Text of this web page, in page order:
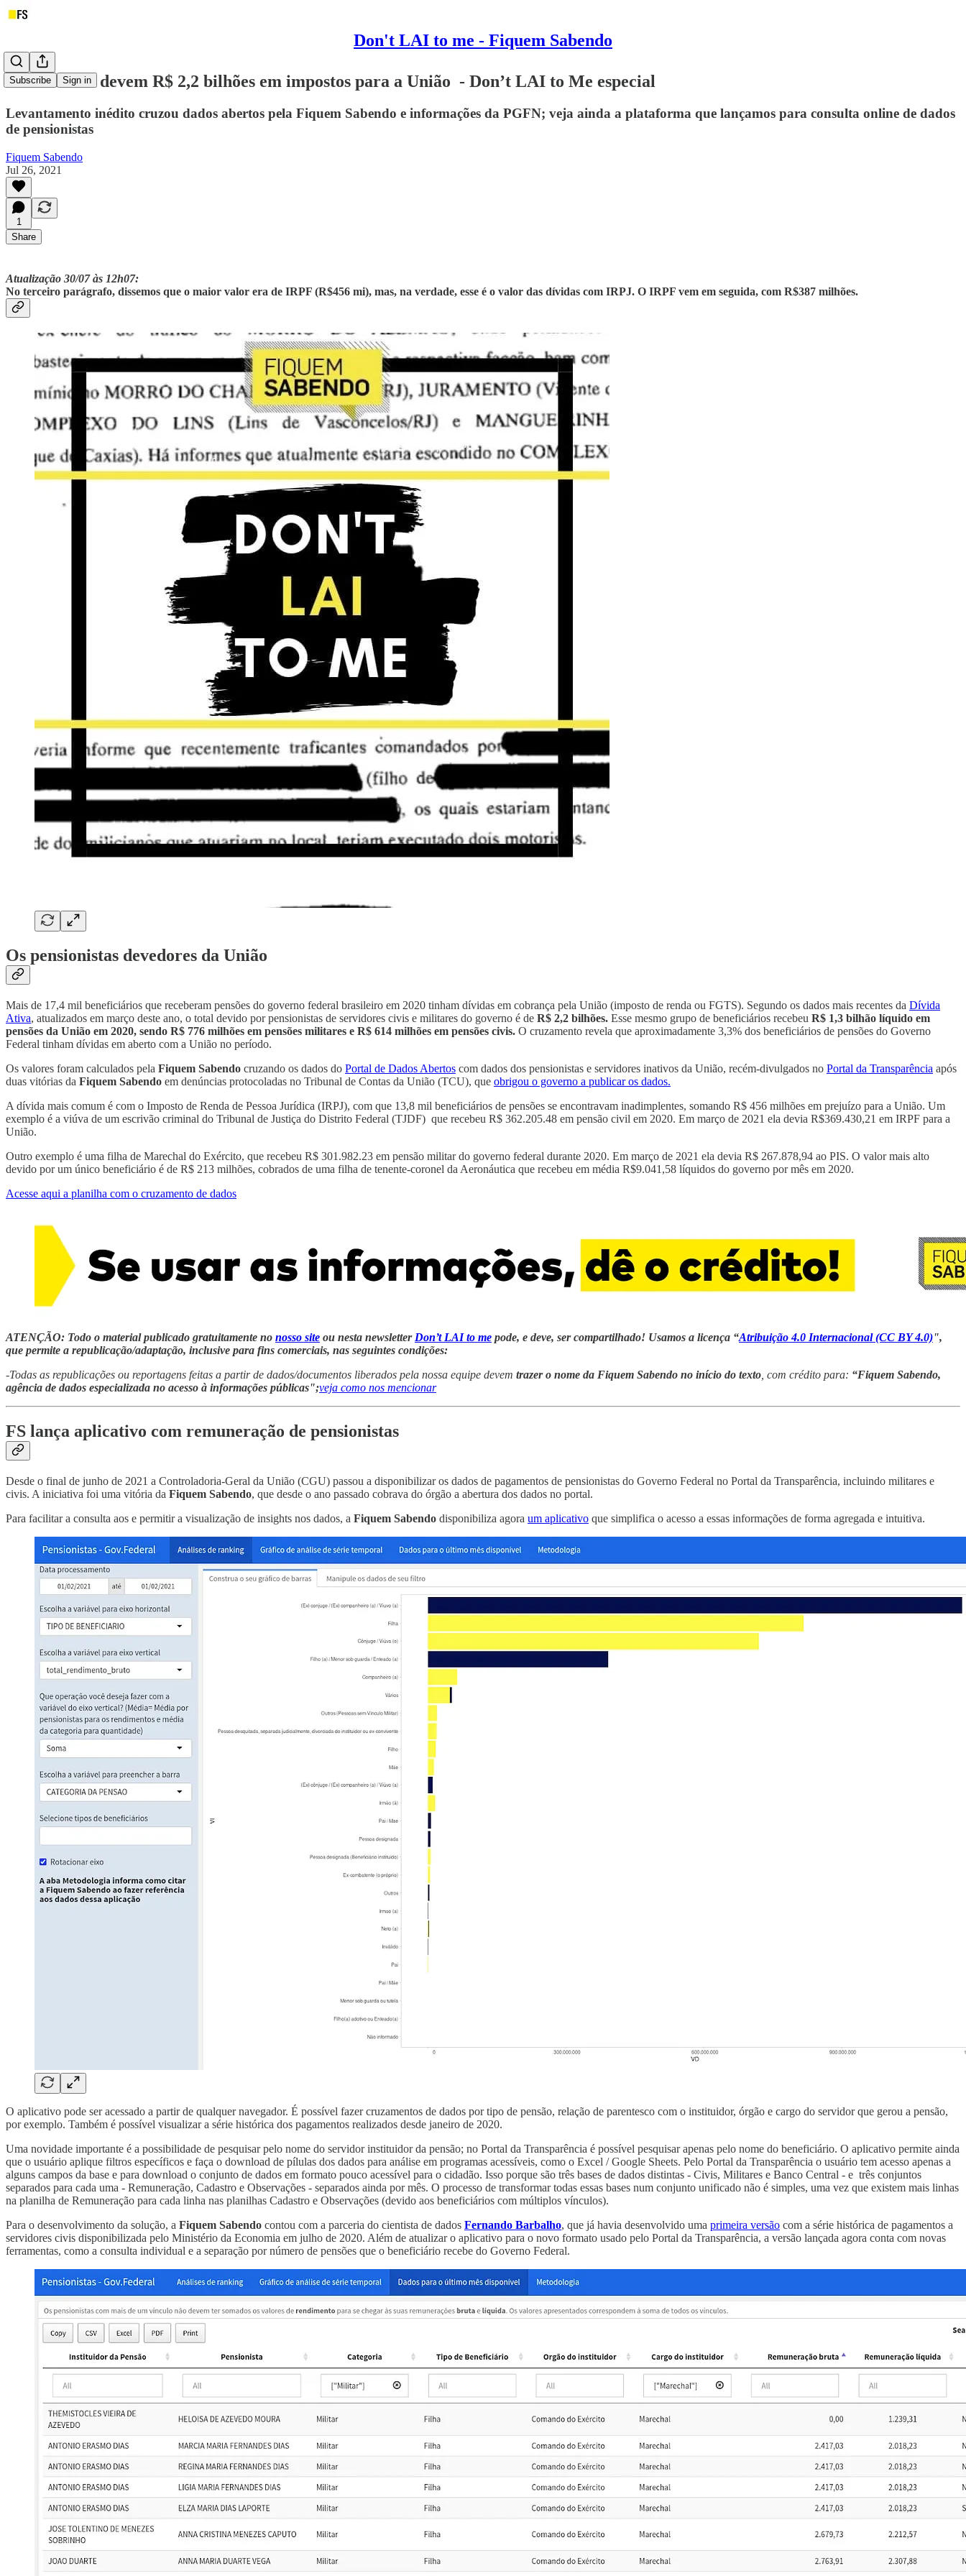
Don't LAI to me - Fiquem Sabendo
Subscribe Sign in
​​Pensionistas devem R$ 2,2 bilhões em impostos para a União - Don’t LAI to Me especial
Levantamento inédito cruzou dados abertos pela Fiquem Sabendo e informações da PGFN; veja ainda a plataforma que lançamos para consulta online de dados
de pensionistas
Fiquem Sabendo
Jul 26, 2021
1
Share
Atualização 30/07 às 12h07:
No terceiro parágrafo, dissemos que o maior valor era de IRPF (R$456 mi), mas, na verdade, esse é o valor das dívidas com IRPJ. O IRPF vem em seguida, com R$387 milhões.
Os pensionistas devedores da União
Mais de 17,4 mil beneficiários que receberam pensões do governo federal brasileiro em 2020 tinham dívidas em cobrança pela União (imposto de renda ou FGTS). Segundo os dados mais recentes da Dívida
Ativa, atualizados em março deste ano, o total devido por pensionistas de servidores civis e militares do governo é de R$ 2,2 bilhões. Esse mesmo grupo de beneficiários recebeu R$ 1,3 bilhão líquido em
pensões da União em 2020, sendo R$ 776 milhões em pensões militares e R$ 614 milhões em pensões civis. O cruzamento revela que aproximadamente 3,3% dos beneficiários de pensões do Governo
Federal tinham dívidas em aberto com a União no período.
Os valores foram calculados pela Fiquem Sabendo cruzando os dados do Portal de Dados Abertos com dados dos pensionistas e servidores inativos da União, recém-divulgados no Portal da Transparência após
duas vitórias da Fiquem Sabendo em denúncias protocoladas no Tribunal de Contas da União (TCU), que obrigou o governo a publicar os dados.
A dívida mais comum é com o Imposto de Renda de Pessoa Jurídica (IRPJ), com que 13,8 mil beneficiários de pensões se encontravam inadimplentes, somando R$ 456 milhões em prejuízo para a União. Um
exemplo é a viúva de um escrivão criminal do Tribunal de Justiça do Distrito Federal (TJDF) que recebeu R$ 362.205.48 em pensão civil em 2020. Em março de 2021 ela devia R$369.430,21 em IRPF para a
União.
Outro exemplo é uma filha de Marechal do Exército, que recebeu R$ 301.982.23 em pensão militar do governo federal durante 2020. Em março de 2021 ela devia R$ 267.878,94 ao PIS. O valor mais alto
devido por um único beneficiário é de R$ 213 milhões, cobrados de uma filha de tenente-coronel da Aeronáutica que recebeu em média R$9.041,58 líquidos do governo por mês em 2020.
Acesse aqui a planilha com o cruzamento de dados
ATENÇÃO: Todo o material publicado gratuitamente no nosso site ou nesta newsletter Don’t LAI to me pode, e deve, ser compartilhado! Usamos a licença “Atribuição 4.0 Internacional (CC BY 4.0)",
que permite a republicação/adaptação, inclusive para fins comerciais, nas seguintes condições:
-Todas as republicações ou reportagens feitas a partir de dados/documentos liberados pela nossa equipe devem trazer o nome da Fiquem Sabendo no início do texto , com crédito para: “Fiquem Sabendo,
agência de dados especializada no acesso à informações públicas";veja como nos mencionar
FS lança aplicativo com remuneração de pensionistas
Desde o final de junho de 2021 a Controladoria-Geral da União (CGU) passou a disponibilizar os dados de pagamentos de pensionistas do Governo Federal no Portal da Transparência, incluindo militares e
civis. A iniciativa foi uma vitória da Fiquem Sabendo, que desde o ano passado cobrava do órgão a abertura dos dados no portal.
Para facilitar a consulta aos e permitir a visualização de insights nos dados, a Fiquem Sabendo disponibiliza agora um aplicativo que simplifica o acesso a essas informações de forma agregada e intuitiva.
O aplicativo pode ser acessado a partir de qualquer navegador. É possível fazer cruzamentos de dados por tipo de pensão, relação de parentesco com o instituidor, órgão e cargo do servidor que gerou a pensão,
por exemplo. Também é possível visualizar a série histórica dos pagamentos realizados desde janeiro de 2020.
Uma novidade importante é a possibilidade de pesquisar pelo nome do servidor instituidor da pensão; no Portal da Transparência é possível pesquisar apenas pelo nome do beneficiário. O aplicativo permite ainda
que o usuário aplique filtros específicos e faça o download de pílulas dos dados para análise em programas acessíveis, como o Excel / Google Sheets. Pelo Portal da Transparência o usuário tem acesso apenas a
alguns campos da base e para download o conjunto de dados em formato pouco acessível para o cidadão. Isso porque são três bases de dados distintas - Civis, Militares e Banco Central - e três conjuntos
separados para cada uma - Remuneração, Cadastro e Observações - separados ainda por mês. O processo de transformar todas essas bases num conjunto unificado não é simples, uma vez que existem mais linhas
na planilha de Remuneração para cada linha nas planilhas Cadastro e Observações (devido aos beneficiários com múltiplos vínculos).
Para o desenvolvimento da solução, a Fiquem Sabendo contou com a parceria do cientista de dados Fernando Barbalho, que já havia desenvolvido uma primeira versão com a série histórica de pagamentos a
servidores civis disponibilizada pelo Ministério da Economia em julho de 2020. Além de atualizar o aplicativo para o novo formato usado pelo Portal da Transparência, a versão lançada agora conta com novas
ferramentas, como a consulta individual e a separação por número de pensões que o beneficiário recebe do Governo Federal.